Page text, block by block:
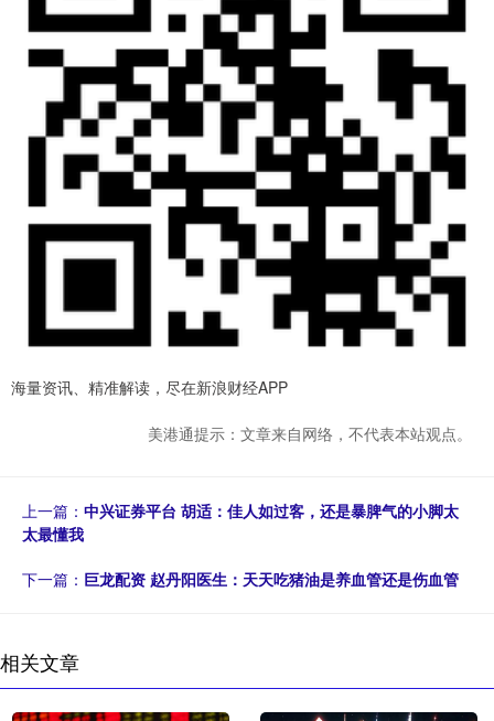
海量资讯、精准解读，尽在新浪财经APP
美港通提示：文章来自网络，不代表本站观点。
上一篇： 中兴证券平台 胡适：佳人如过客，还是暴脾气的小脚太
太最懂我
下一篇： 巨龙配资 赵丹阳医生：天天吃猪油是养血管还是伤血管
相关文章